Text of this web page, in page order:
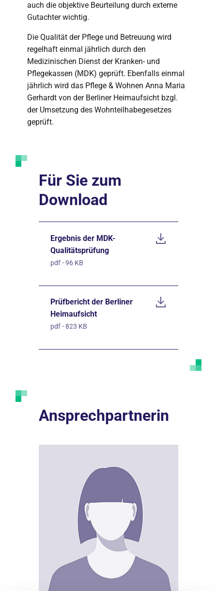
auch die objektive Beurteilung durch externe
Gutachter wichtig.
Die Qualität der Pflege und Betreuung wird
regelhaft einmal jährlich durch den
Medizinischen Dienst der Kranken- und
Pflegekassen (MDK) geprüft. Ebenfalls einmal
jährlich wird das Pflege & Wohnen Anna Maria
Gerhardt von der Berliner Heimaufsicht bzgl.
der Umsetzung des Wohnteilhabegesetzes
geprüft.
Für Sie zum
Download
Ergebnis der MDK-
Qualitätsprüfung
pdf · 96 KB
Prüfbericht der Berliner
Heimaufsicht
pdf · 823 KB
Ansprechpartnerin